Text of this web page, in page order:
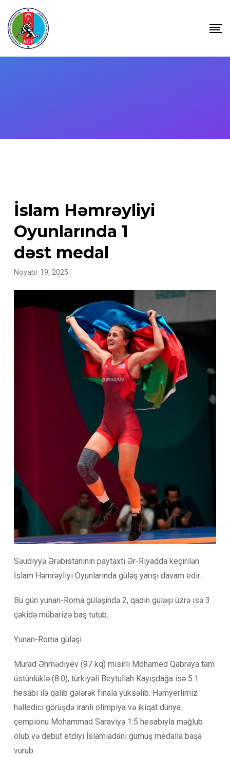
content
İslam Həmrəyliyi
Oyunlarında 1
dəst medal
Noyabr 19, 2025
Səudiyyə Ərəbistanının paytaxtı Ər-Riyadda keçirilən
İslam Həmrəyliyi Oyunlarında güləş yarışı davam edir.
Bu gün yunan-Roma güləşində 2, qadın güləşi üzrə isə 3
çəkidə mübarizə baş tutub.
Yunan-Roma güləşi
Murad Əhmədiyev (97 kq) misirli Mohamed Qabraya tam
üstünlüklə (8:0), türkiyəli Beytullah Kayışdağa isə 5:1
hesabı ilə qalib gələrək finala yüksəlib. Həmyerlimiz
həlledici görüşdə iranlı olimpiya və ikiqat dünya
çempionu Mohammad Saraviyə 1:5 hesabıyla məğlub
olub və debüt etdiyi İslamiadanı gümüş medalla başa
vurub.